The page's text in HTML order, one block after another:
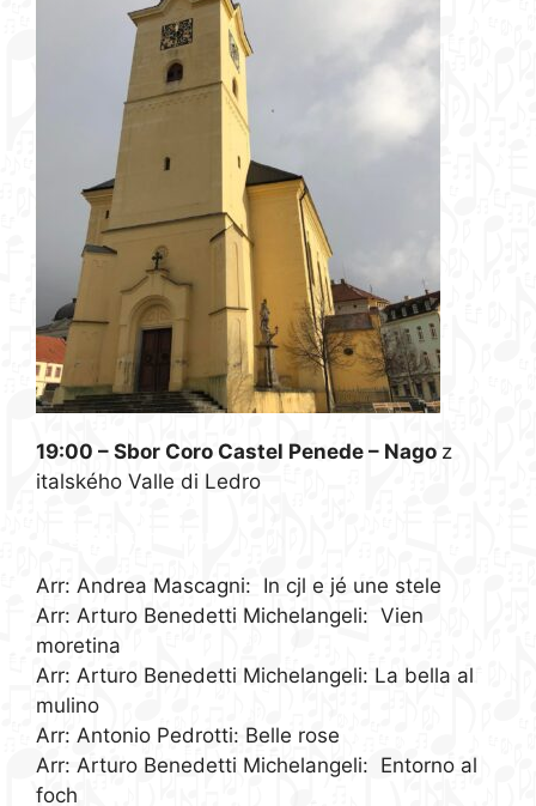
19:00 – Sbor Coro Castel Penede – Nago z
italského Valle di Ledro
Arr: Andrea Mascagni: In cjl e jé une stele
Arr: Arturo Benedetti Michelangeli: Vien
moretina
Arr: Arturo Benedetti Michelangeli: La bella al
mulino
Arr: Antonio Pedrotti: Belle rose
Arr: Arturo Benedetti Michelangeli: Entorno al
foch